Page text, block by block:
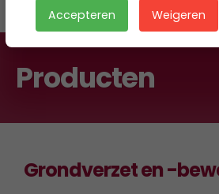
Producten
Grondverzet en -
Accepteren Weigeren